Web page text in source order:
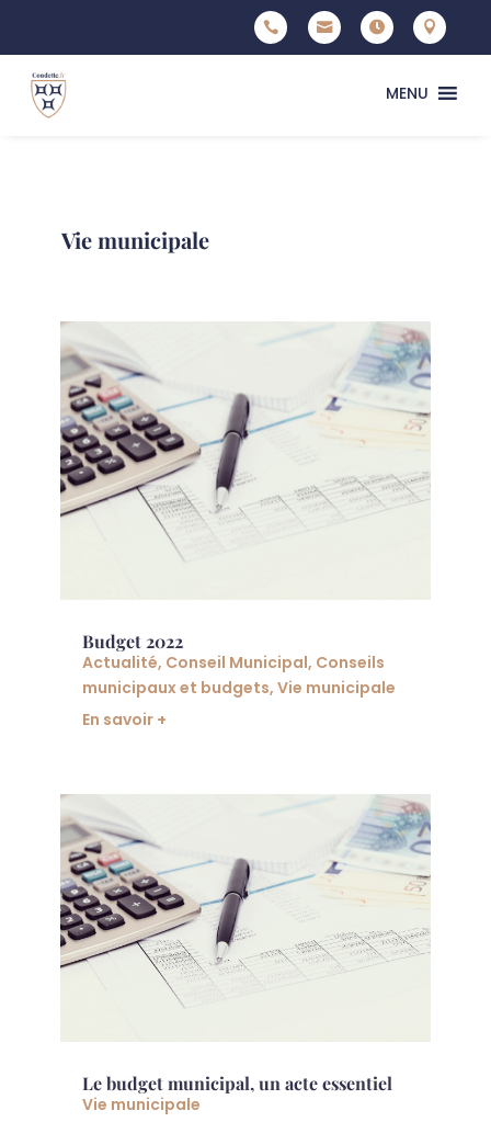




MENU
Vie municipale
Budget 2022
Actualité, Conseil Municipal, Conseils
municipaux et budgets, Vie municipale
En savoir +
Le budget municipal, un acte essentiel
Vie municipale